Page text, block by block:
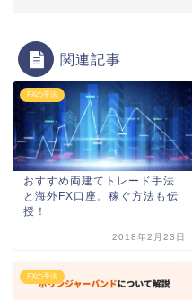
関連記事
FXの手法
おすすめ両建てトレード手法
と海外FX口座。稼ぐ方法も伝
授！
2018年2月23日
FXの手法